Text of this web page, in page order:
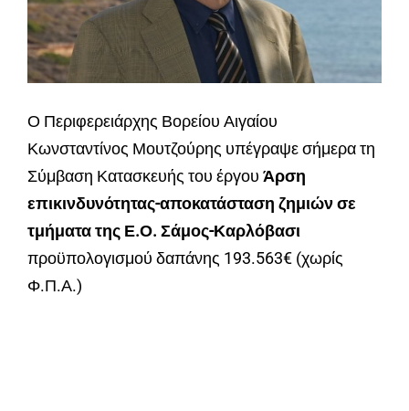
Ο Περιφερειάρχης Βορείου Αιγαίου
Κωνσταντίνος Μουτζούρης υπέγραψε σήμερα τη
Σύμβαση Κατασκευής του έργου Άρση
επικινδυνότητας-αποκατάσταση ζημιών σε
τμήματα της Ε.Ο. Σάμος-Καρλόβασι
προϋπολογισμού δαπάνης 193.563€ (χωρίς
Φ.Π.Α.)